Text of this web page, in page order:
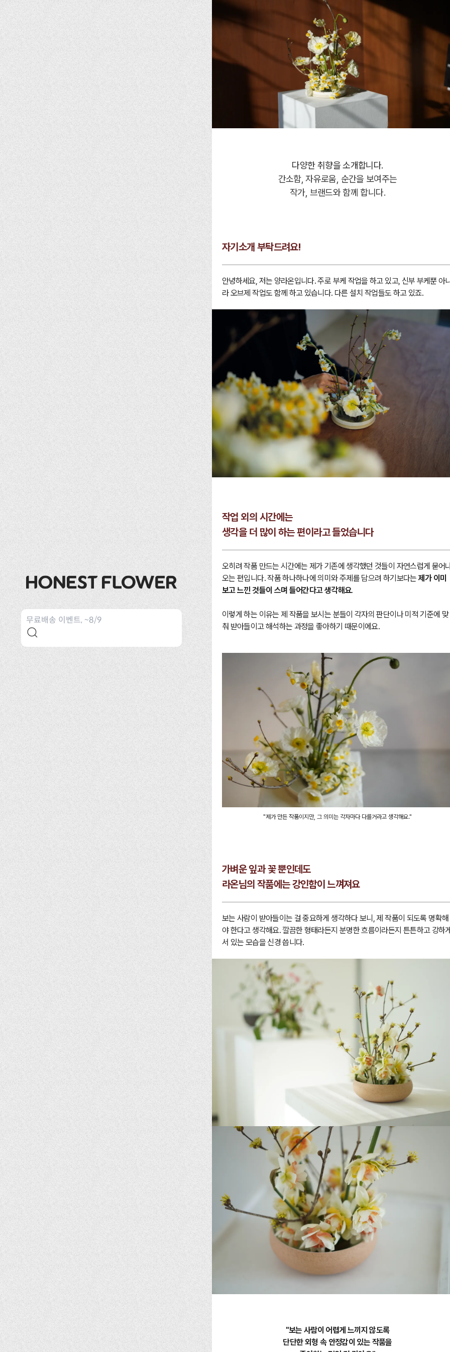
다양한 취향을 소개합니다.
간소함, 자유로움, 순간을 보여주는
작가, 브랜드와 함께 합니다.
자기소개 부탁드려요!
안녕하세요, 저는 양라온입니다. 주로 부케 작업을 하고 있고, 신부 부케뿐 아
라 오브제 작업도 함께 하고 있습니다. 다른 설치 작업들도 하고 있죠.
작업 외의 시간에는
생각을 더 많이 하는 편이라고 들었습니다
오히려 작품 만드는 시간에는 제가 기존에 생각했던 것들이 자연스럽게 묻어
오는 편입니다. 작품 하나하나에 의미와 주제를 담으려 하기보다는 제가 이미
보고 느낀 것들이 스며 들어간다고 생각해요.
이렇게 하는 이유는 제 작품을 보시는 분들이 각자의 판단이나 미적 기준에 맞
춰 받아들이고 해석하는 과정을 좋아하기 때문이에요.
"제가 만든 작품이지만, 그 의미는 각자마다 다를거라고 생각해요."
가벼운 잎과 꽃 뿐인데도
라온님의 작품에는 강인함이 느껴져요
보는 사람이 받아들이는 걸 중요하게 생각하다 보니, 제 작품이 되도록 명확해
야 한다고 생각해요. 깔끔한 형태라든지 분명한 흐름이라든지 튼튼하고 강하
서 있는 모습을 신경 씁니다.
"보는 사람이 어렵게 느끼지 않도록
단단한 외형 속 안정감이 있는 작품을